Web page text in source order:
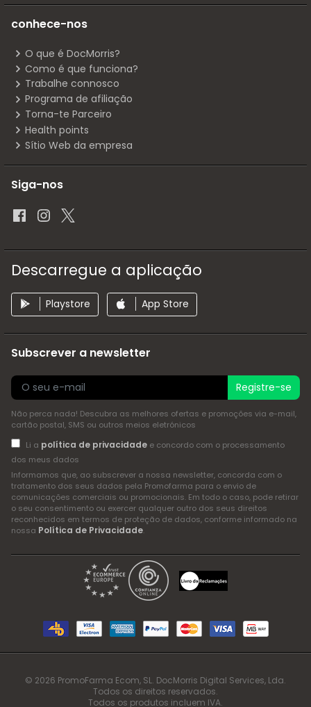
conhece-nos
O que é DocMorris?
Como é que funciona?
Trabalhe connosco
Programa de afiliação
Torna-te Parceiro
Health points
Sítio Web da empresa
Siga-nos
Descarregue a aplicação
Playstore App Store
Subscrever a newsletter
Registre-se
Não perca nada! Descubra as melhores ofertas e promoções via e-mail,
cartão postal, SMS ou outros meios eletrónicos
Li a política de privacidadee concordo com o processamento
dos meus dados
Informamos que, ao subscrever a nossa newsletter, concorda com o
tratamento dos seus dados pela Promofarma para o envio de
comunicações comerciais ou promocionais. Em todo o caso, pode retirar
o seu consentimento ou exercer qualquer outro dos seus direitos
reconhecidos em termos de proteção de dados, conforme informado na
nossa Política de Privacidade.
© 2026 PromoFarma Ecom, SL. DocMorris Digital Services, Lda.
Todos os direitos reservados.
Todos os produtos incluem IVA.